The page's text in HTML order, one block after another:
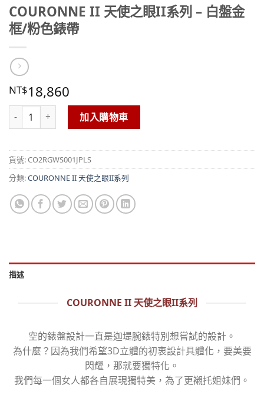
COURONNE II 天使之眼II系列 – 白盤金
框/粉色錶帶
NT$18,860
COURONNE II 天使之眼II系列 – 白盤金框/粉色錶帶 數量
加入購物車
貨號:CO2RGWS001JPLS
分類:COURONNE II 天使之眼II系列
描述
COURONNE II 天使之眼II系列
空的錶盤設計一直是迦堤腕錶特別想嘗試的設計。
為什麼？因為我們希望3D立體的初衷設計具體化，要美要
閃耀，那就要獨特化。
我們每一個女人都各自展現獨特美，為了更襯托姐妹們。